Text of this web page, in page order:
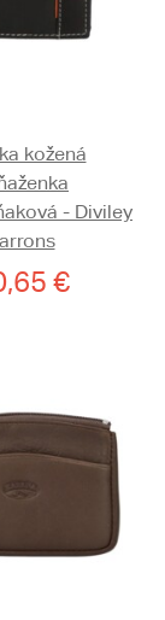
kožená
- Diviley
€